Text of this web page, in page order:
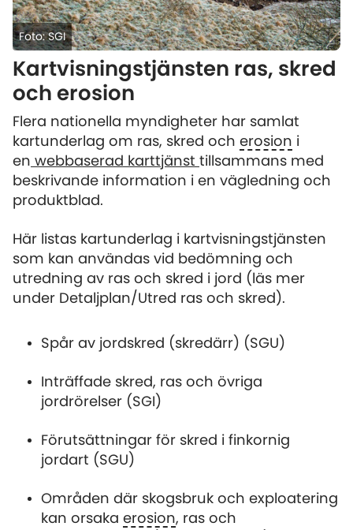
Foto: SGI
Kartvisningstjänsten ras, skred
och erosion
Flera nationella myndigheter har samlat
kartunderlag om ras, skred och erosion i
en webbaserad karttjänst tillsammans med
beskrivande information i en vägledning och
produktblad.
Här listas kartunderlag i kartvisningstjänsten
som kan användas vid bedömning och
utredning av ras och skred i jord (läs mer
under Detaljplan/Utred ras och skred).
Spår av jordskred (skredärr) (SGU)
Inträffade skred, ras och övriga
jordrörelser (SGI)
Förutsättningar för skred i finkornig
jordart (SGU)
Områden där skogsbruk och exploatering
kan orsaka erosion, ras och